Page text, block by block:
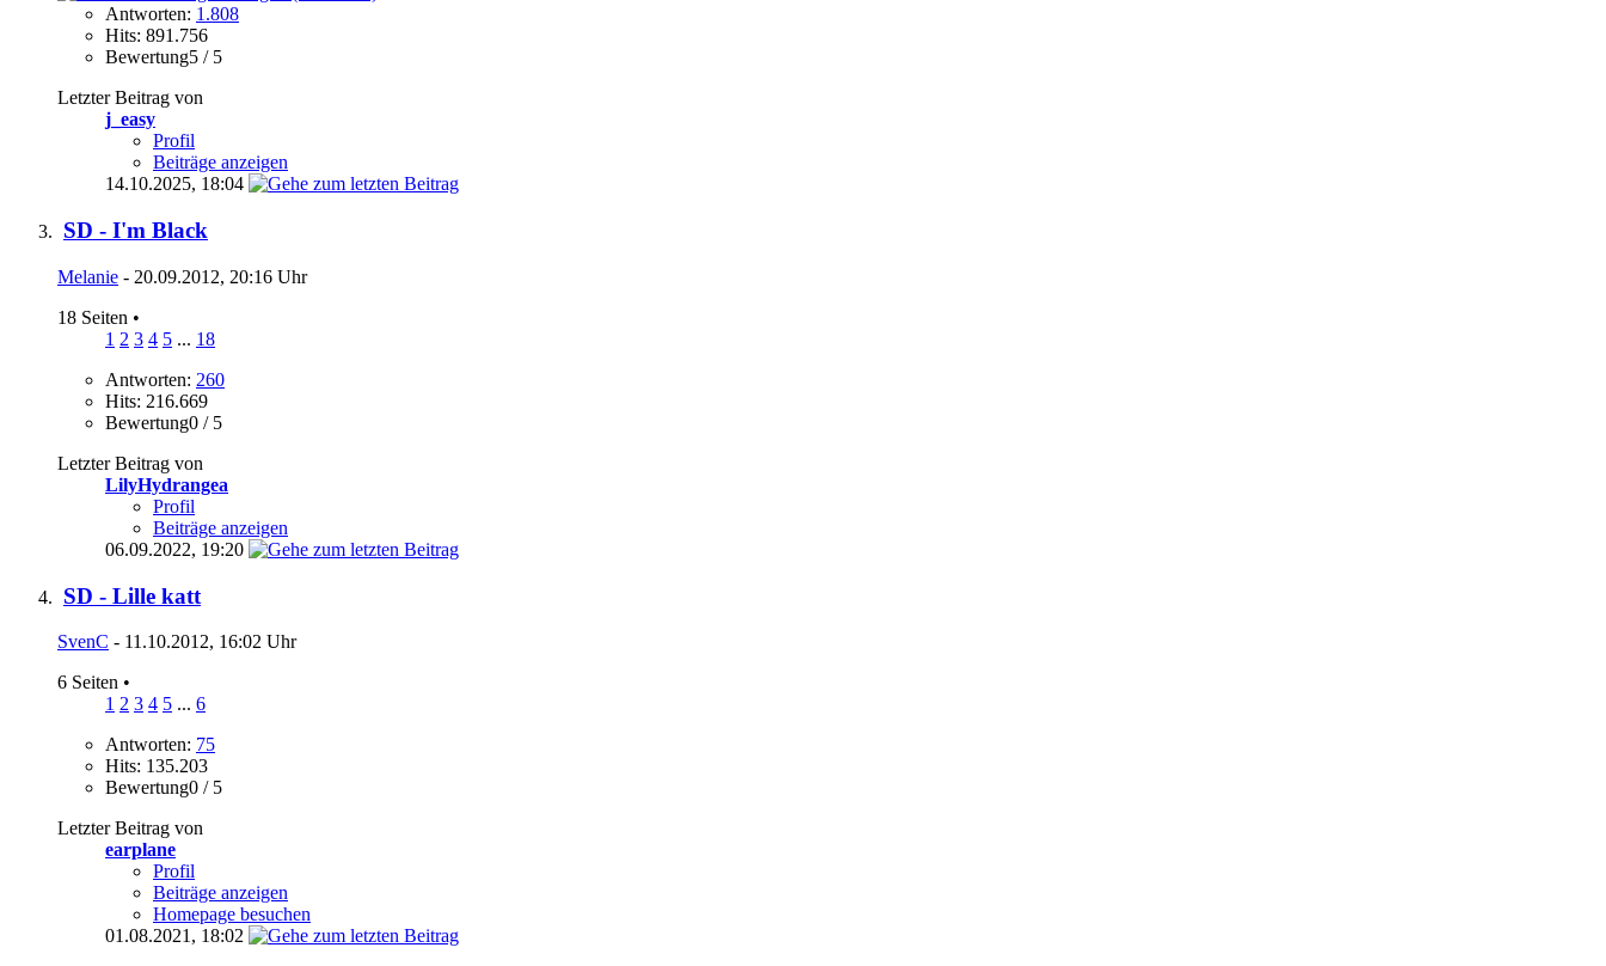
Antworten: 1.808
Hits: 891.756
Bewertung5 / 5
Letzter Beitrag von
j_easy
Profil
Beiträge anzeigen
14.10.2025, 18:04
SD - I'm Black
Melanie - 20.09.2012, 20:16 Uhr
18 Seiten •
1 2 3 4 5 ... 18
Antworten: 260
Hits: 216.669
Bewertung0 / 5
Letzter Beitrag von
LilyHydrangea
Profil
Beiträge anzeigen
06.09.2022, 19:20
SD - Lille katt
SvenC - 11.10.2012, 16:02 Uhr
6 Seiten •
1 2 3 4 5 ... 6
Antworten: 75
Hits: 135.203
Bewertung0 / 5
Letzter Beitrag von
earplane
Profil
Beiträge anzeigen
Homepage besuchen
01.08.2021, 18:02